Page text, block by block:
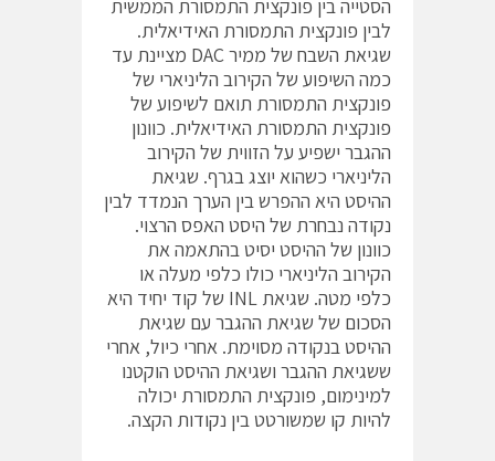
הסטייה בין פונקצית התמסורת הממשית
לבין פונקצית התמסורת האידיאלית.
שגיאת השבח של ממיר DAC מציינת עד
כמה השיפוע של הקירוב הליניארי של
פונקצית התמסורת תואם לשיפוע של
פונקצית התמסורת האידיאלית. כוונון
ההגבר ישפיע על הזווית של הקירוב
הליניארי כשהוא יוצג בגרף. שגיאת
ההיסט היא ההפרש בין הערך הנמדד לבין
נקודה נבחרת של היסט האפס הרצוי.
כוונון של ההיסט יסיט בהתאמה את
הקירוב הליניארי כולו כלפי מעלה או
כלפי מטה. שגיאת INL של קוד יחיד היא
הסכום של שגיאת ההגבר עם שגיאת
ההיסט בנקודה מסוימת. אחרי כיול, אחרי
ששגיאת ההגבר ושגיאת ההיסט הוקטנו
למינימום, פונקצית התמסורת יכולה
להיות קו שמשורטט בין נקודות הקצה.